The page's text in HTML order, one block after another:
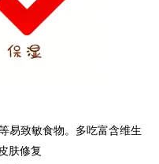
易致敏食物。多吃富含维生
肤修复